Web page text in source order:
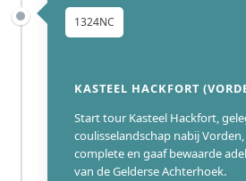
1324NC
KASTEEL HACKFORT
Start tour Kasteel Hackfort,
coulisselandschap nabij
complete en gaaf bewaarde
van de Gelderse Achterhoek.